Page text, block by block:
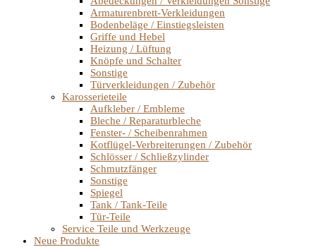
Armaturenbrett-Verkleidungen
Bodenbeläge / Einstiegsleisten
Griffe und Hebel
Heizung / Lüftung
Knöpfe und Schalter
Sonstige
Türverkleidungen / Zubehör
Karosserieteile
Aufkleber / Embleme
Bleche / Reparaturbleche
Fenster- / Scheibenrahmen
Kotflügel-Verbreiterungen / Zubehör
Schlösser / Schließzylinder
Schmutzfänger
Sonstige
Spiegel
Tank / Tank-Teile
Tür-Teile
Service Teile und Werkzeuge
Neue Produkte